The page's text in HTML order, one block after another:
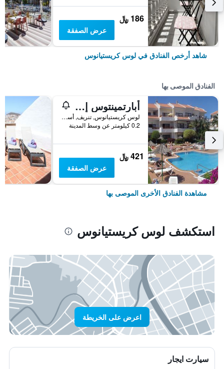
186 ﷼
عرض الصفقة
شاهد أرخص الفنادق في لوس كريستيانوس
الفنادق الموصى بها
أبارتمينتوس إتش جي كريستيان سور
لوس كريستيانوس, تنريف, أسبانيا
0.2 كيلومتر عن وسط المدينة
421 ﷼
عرض الصفقة
مشاهدة الفنادق الأخرى الموصى بها
استكشف لوس كريستيانوس
اعرض على الخريطة
سيارت ايجار